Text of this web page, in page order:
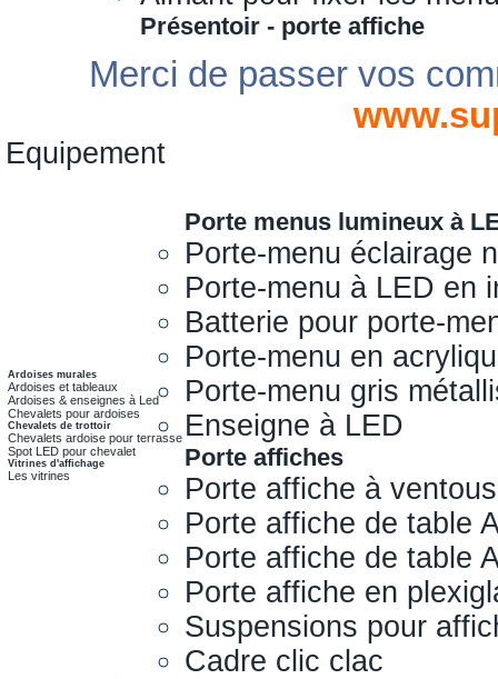
Présentoir - porte affiche
Merci de passer vos
Equipement
Ardoises murales
Ardoises et tableaux
Ardoises & enseignes à Led
Chevalets pour ardoises
Chevalets de trottoir
Chevalets ardoise pour terrasse
Spot LED pour chevalet
Vitrines d'affichage
Les vitrines
Porte menus lumineux à
Porte-menu éclairage
Porte-menu à LED en
Batterie pour porte-
Porte-menu en
Porte-menu gris
Enseigne à LED
Porte affiches
Porte affiche à
Porte affiche de table
Porte affiche de table
Porte affiche en
Suspensions pour
Cadre clic clac